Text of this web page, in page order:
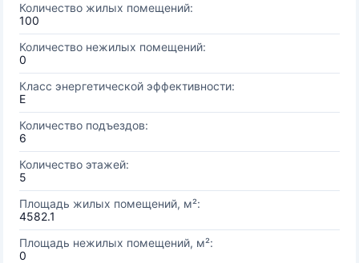
Количество жилых помещений:
100
Количество нежилых помещений:
0
Класс энергетической эффективности:
E
Количество подъездов:
6
Количество этажей:
5
Площадь жилых помещений, м²:
4582.1
Площадь нежилых помещений, м²:
0